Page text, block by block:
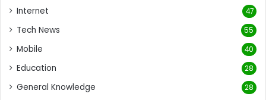
Internet 47
Tech News 55
Mobile 40
Education 28
General Knowledge 28